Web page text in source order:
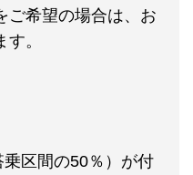
ご希望の場合は、お
。
区間の50％）が付